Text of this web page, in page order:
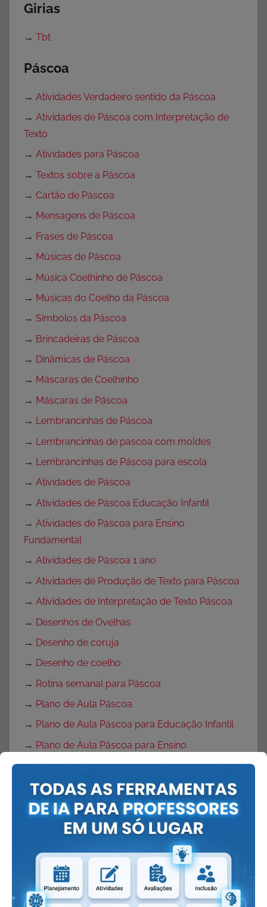
Girias
→ Tbt
Páscoa
→ Atividades Verdadeiro sentido da Páscoa
→ Atividades de Páscoa com Interpretação de
Texto
→ Atividades para Páscoa
→ Textos sobre a Páscoa
→ Cartão de Páscoa
→ Mensagens de Páscoa
→ Frases de Páscoa
→ Músicas de Páscoa
→ Música Coelhinho de Páscoa
→ Músicas do Coelho da Páscoa
→ Símbolos da Páscoa
→ Brincadeiras de Páscoa
→ Dinâmicas de Páscoa
→ Máscaras de Coelhinho
→ Máscaras de Páscoa
→ Lembrancinhas de Páscoa
→ Lembrancinhas de pascoa com moldes
→ Lembrancinhas de Páscoa para escola
→ Atividades de Páscoa
→ Atividades de Páscoa Educação Infantil
→ Atividades de Páscoa para Ensino
Fundamental
→ Atividades de Páscoa 1 ano
→ Atividades de Produção de Texto para Páscoa
→ Atividades de Interpretação de Texto Páscoa
→ Desenhos de Ovelhas
→ Desenho de coruja
→ Desenho de coelho
→ Rotina semanal para Páscoa
→ Plano de Aula Páscoa
→ Plano de Aula Páscoa para Educação Infantil
→ Plano de Aula Páscoa para Ensino
Fundamental
→Projeto Páscoa
→Projeto Páscoa para Ensino Fundamental
Projeto Páscoa Educação Infantil
Portas Decoradas para Páscoa
Mural de Páscoa para Educação Infantil
→ Painel de Páscoa